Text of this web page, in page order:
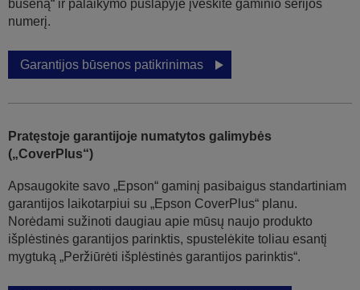
būseną“ ir palaikymo puslapyje įveskite gaminio serijos
numerį.
Garantijos būsenos patikrinimas
Pratęstoje garantijoje numatytos galimybės
(„CoverPlus“)
Apsaugokite savo „Epson“ gaminį pasibaigus standartiniam
garantijos laikotarpiui su „Epson CoverPlus“ planu.
Norėdami sužinoti daugiau apie mūsų naujo produkto
išplėstinės garantijos parinktis, spustelėkite toliau esantį
mygtuką „Peržiūrėti išplėstinės garantijos parinktis“.